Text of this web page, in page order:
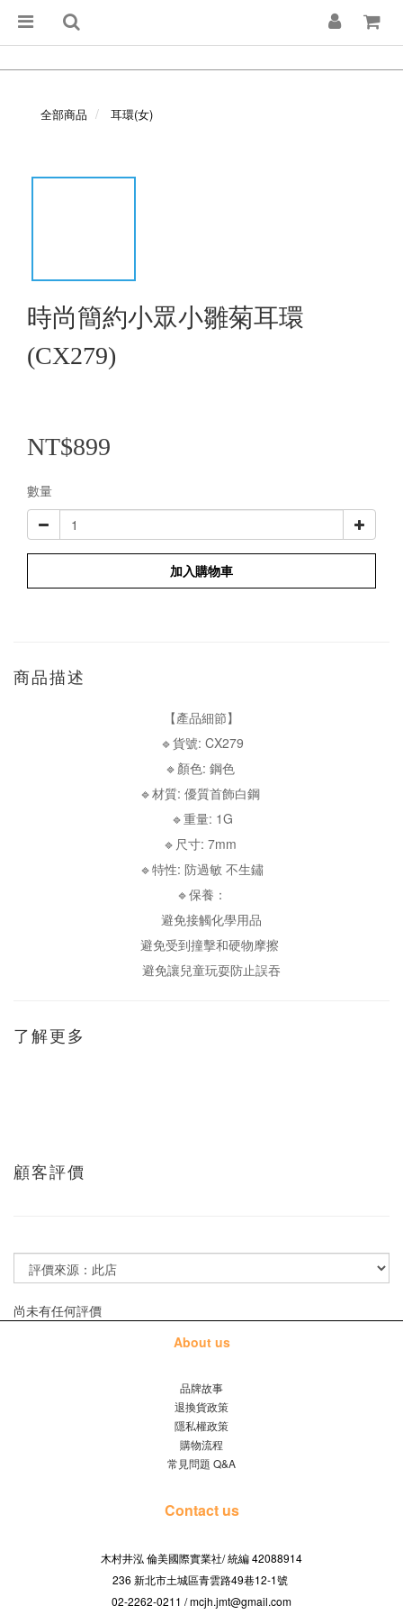
全部商品 耳環(女)
時尚簡約小眾小雛菊耳環
(CX279)
NT$899
數量
加入購物車
商品描述
【產品細節】
🔹貨號: CX279
🔹顏色: 鋼色
🔹材質: 優質首飾白鋼
🔹重量: 1G
🔹尺寸: 7mm
🔹特性: 防過敏 不生鏽
🔹保養：
避免接觸化學用品
避免受到撞擊和硬物摩擦
避免讓兒童玩耍防止誤吞
了解更多
顧客評價
尚未有任何評價
About us
品牌故事
退換貨政策
隱私權政策
購物流程
常見問題 Q&A
Contact us
木村井泓 倫美國際實業社/統編 42088914
236 新北市土城區青雲路49巷12-1號
02-2262-0211 / mcjh.jmt@gmail.com